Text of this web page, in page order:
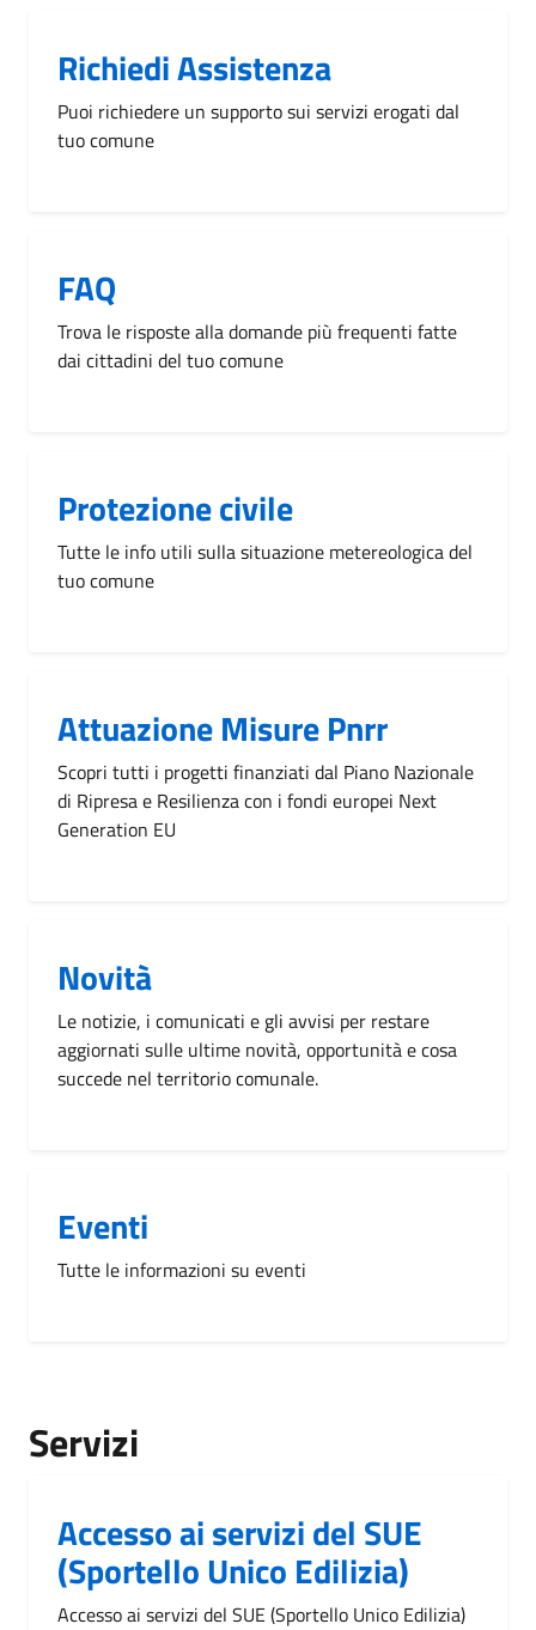
Richiedi Assistenza
Puoi richiedere un supporto sui servizi erogati dal
tuo comune
FAQ
Trova le risposte alla domande più frequenti fatte
dai cittadini del tuo comune
Protezione civile
Tutte le info utili sulla situazione metereologica del
tuo comune
Attuazione Misure Pnrr
Scopri tutti i progetti finanziati dal Piano Nazionale
di Ripresa e Resilienza con i fondi europei Next
Generation EU
Novità
Le notizie, i comunicati e gli avvisi per restare
aggiornati sulle ultime novità, opportunità e cosa
succede nel territorio comunale.
Eventi
Tutte le informazioni su eventi
Servizi
Accesso ai servizi del SUE
(Sportello Unico Edilizia)
Accesso ai servizi del SUE (Sportello Unico Edilizia)